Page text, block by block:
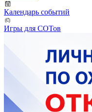
Календарь событий
Игры для СОТов